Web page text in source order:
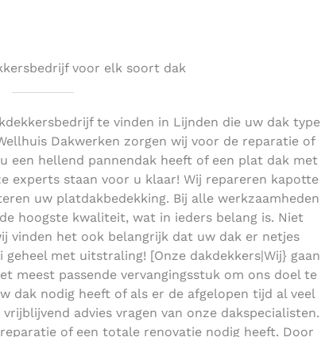
voor elk soort dak
te vinden in Lijnden die uw dak type
Dakwerken zorgen wij voor de reparatie of
een hellend pannendak heeft of een plat dak met
experts staan voor u klaar! Wij repareren kapotte
uw platdakbedekking. Bij alle werkzaamheden
hoogste kwaliteit, wat in ieders belang is. Niet
vinden het ook belangrijk dat uw dak er netjes
met uitstraling! [Onze dakdekkers|Wij} gaan
meest passende vervangingsstuk om ons doel te
dak nodig heeft of als er de afgelopen tijd al veel
advies vragen van onze dakspecialisten.
of een totale renovatie nodig heeft. Door